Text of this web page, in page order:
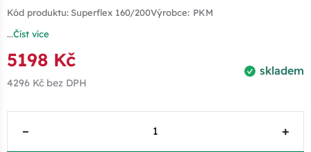
Kód produktu: Superflex 160/200Výrobce: PKM
...Číst více
skladem
5198 Kč
4296 Kč bez DPH
– +